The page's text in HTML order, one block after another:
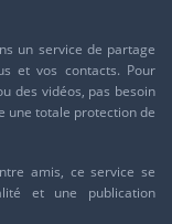
un service de partage
et vos contacts. Pour
des vidéos, pas besoin
une totale protection de
amis, ce service se
et une publication